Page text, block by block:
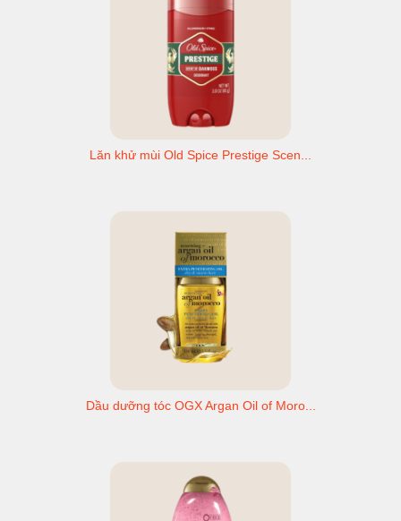
Lăn khử mùi Old Spice Prestige Scen...
Dầu dưỡng tóc OGX Argan Oil of Moro...